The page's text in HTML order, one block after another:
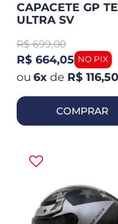
CAPACETE GP
ULTRA SV
METALIZADO
R$ 699,00
R$ 664,05
6x de R$ 116,50
COMPRAR